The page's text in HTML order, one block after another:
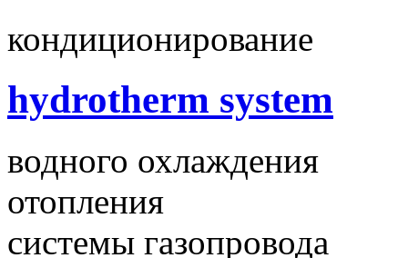
кондиционирование
hydrotherm system
водного охлаждения
отопления
системы газопровода